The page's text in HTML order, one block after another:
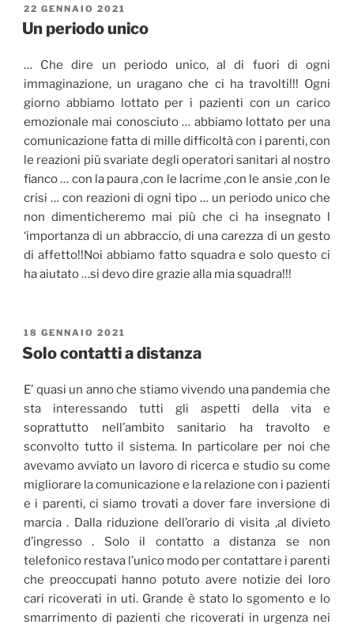
secolo”
PUBBLICATO
IL
22 GENNAIO 2021
Un periodo unico
… Che dire un periodo unico, al di fuori di ogni
immaginazione, un uragano che ci ha travolti!!! Ogni
giorno abbiamo lottato per i pazienti con un carico
emozionale mai conosciuto … abbiamo lottato per una
comunicazione fatta di mille difficoltà con i parenti, con
le reazioni più svariate degli operatori sanitari al nostro
fianco … con la paura ,con le lacrime ,con le ansie ,con le
crisi … con reazioni di ogni tipo … un periodo unico che
non dimenticheremo mai più che ci ha insegnato l
‘importanza di un abbraccio, di una carezza di un gesto
di affetto!!Noi abbiamo fatto squadra e solo questo ci
ha aiutato …si devo dire grazie alla mia squadra!!!
PUBBLICATO
IL
18 GENNAIO 2021
Solo contatti a distanza
E’ quasi un anno che stiamo vivendo una pandemia che
sta interessando tutti gli aspetti della vita e
soprattutto nell’ambito sanitario ha travolto e
sconvolto tutto il sistema. In particolare per noi che
avevamo avviato un lavoro di ricerca e studio su come
migliorare la comunicazione e la relazione con i pazienti
e i parenti, ci siamo trovati a dover fare inversione di
marcia . Dalla riduzione dell’orario di visita ,al divieto
d’ingresso . Solo il contatto a distanza se non
telefonico restava l’unico modo per contattare i parenti
che preoccupati hanno potuto avere notizie dei loro
cari ricoverati in uti. Grande è stato lo sgomento e lo
smarrimento di pazienti che ricoverati in urgenza nei